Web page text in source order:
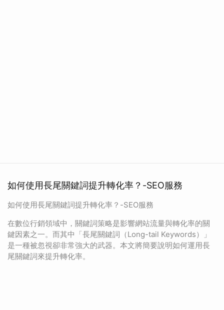
如何使用長尾關鍵詞提升轉化率？-SEO服務
如何使用長尾關鍵詞提升轉化率？-SEO服務
在數位行銷領域中，關鍵詞策略是影響網站流量與轉化率的關
鍵因素之一。而其中「長尾關鍵詞（Long-tail Keywords）」
是一種被忽視卻非常強大的武器。本文將簡要說明如何運用長
尾關鍵詞來提升轉化率。